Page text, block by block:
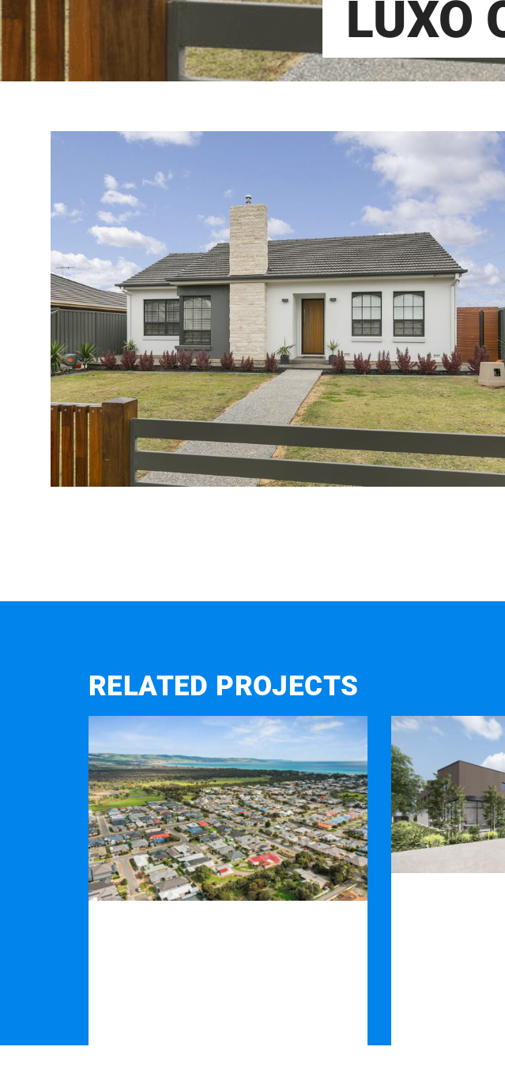
LUXO
RELATED PROJECTS